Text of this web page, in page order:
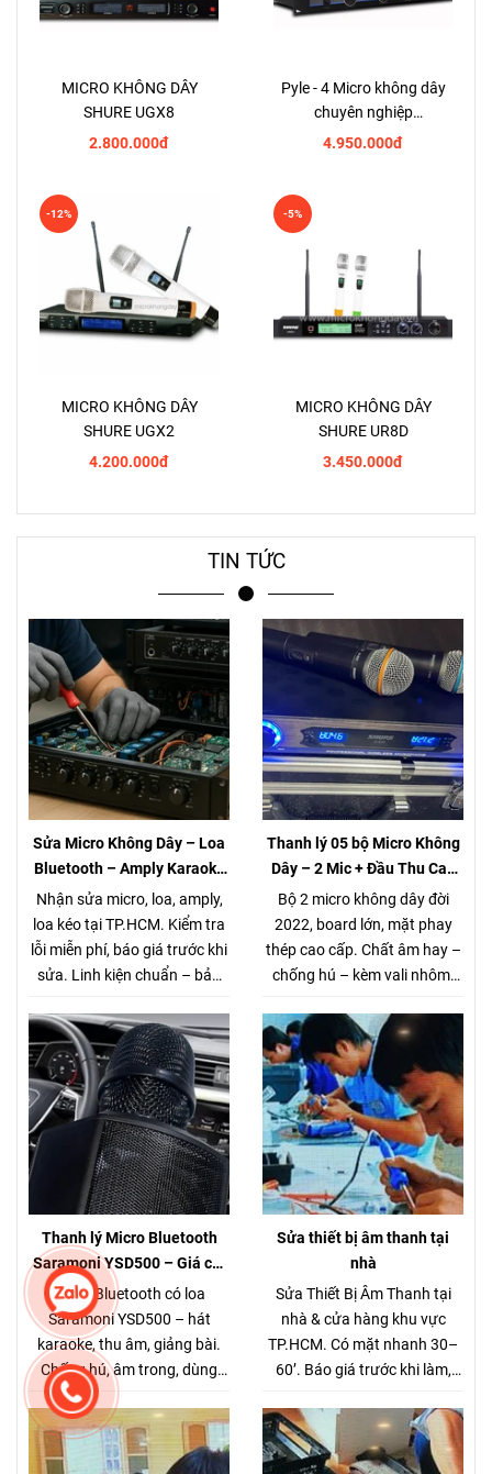
MICRO KHÔNG DÂY
SHURE UGX8
2.800.000đ
Pyle - 4 Micro không dây
chuyên nghiệp
PDWM5000
4.950.000đ
MICRO KHÔNG DÂY
SHURE UGX2
4.200.000đ
-12%
MICRO KHÔNG DÂY
SHURE UR8D
3.450.000đ
-5%
TIN TỨC
Sửa Micro Không Dây – Loa
Bluetooth – Amply Karaoke
– Loa Kéo Tại TP.HCM |
Kiểm Tra Miễn Phí
Nhận sửa micro, loa, amply,
loa kéo tại TP.HCM. Kiểm tra
lỗi miễn phí, báo giá trước khi
sửa. Linh kiện chuẩn – bảo
168 162.
Thanh lý 05 bộ Micro Không
Dây – 2 Mic + Đầu Thu Cao
cấp – Giá chỉ 980K
Bộ 2 micro không dây đời
2022, board lớn, mặt phay
thép cao cấp. Chất âm hay –
chống hú – kèm vali nhôm.
tại Võ Văn Tần, Q3.
Thanh lý Micro Bluetooth
Saramoni YSD500 – Giá chỉ
280.000đ (Hàng chuẩn gần 1
triệu)
Micro Bluetooth có loa
Saramoni YSD500 – hát
karaoke, thu âm, giảng bài.
Chống hú, âm trong, dùng
cho chung cư – xe hơi. Giá
thanh lý 280K.
Sửa thiết bị âm thanh tại
nhà
Sửa Thiết Bị Âm Thanh tại
nhà & cửa hàng khu vực
TP.HCM. Có mặt nhanh 30–
60’. Báo giá trước khi làm,